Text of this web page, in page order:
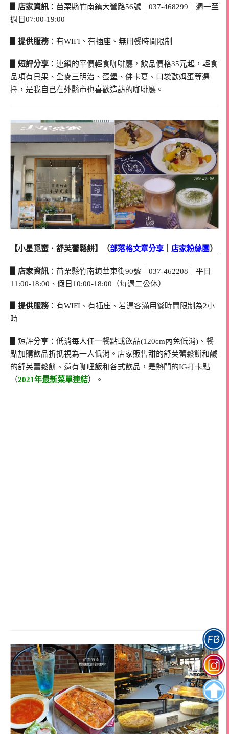
▋店家資訊 ：苗栗縣竹南鎮大營路56號｜037-468299｜週一至
週日07:00-19:00
▋提供服務：有WIFI、有插座、無用餐時間限制
▋短評分享 ：連鎖的平價輕食咖啡廳，飲品價格35元起，輕食
品項有貝果、全麥三明治、蛋堡、佛卡夏、口袋歐姆蛋等選
擇，是我自己在外縣市也喜歡造訪的咖啡廳。
【小星覓蜜．舒芙蕾鬆餅】（部落格文章分享 店家粉絲團）
▋店家資訊 ：苗栗縣竹南鎮華東街90號｜037-462208｜平日
11:00-18:00、假日10:00-18:00（每週二公休）
▋提供服務：有WIFI、有插座、若遇客滿用餐時間限制為2小
時
▋短評分享：低消每人任一餐點或飲品(120cm內免低消)、餐
點加購飲品折抵視為一人低消。店家販售甜的舒芙蕾鬆餅和鹹
的舒芙蕾鬆餅、還有咖哩飯和各式飲品，是熱門的IG打卡點
（2021年最新菜單連結）。